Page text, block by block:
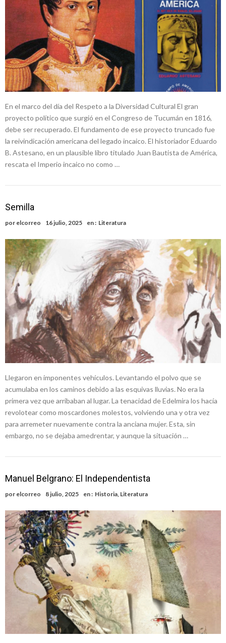
En el marco del día del Respeto a la Diversidad Cultural El gran
proyecto político que surgió en el Congreso de Tucumán en 1816,
debe ser recuperado. El fundamento de ese proyecto truncado fue
la reivindicación americana del legado incaico. El historiador Eduardo
B. Astesano, en un plausible libro titulado Juan Bautista de América,
rescata el Imperio incaico no como …
Semilla
por elcorreo 16 julio, 2025 en : Literatura
Llegaron en imponentes vehículos. Levantando el polvo que se
acumulaba en los caminos debido a las esquivas lluvias. No era la
primera vez que arribaban al lugar. La tenacidad de Edelmira los hacía
revolotear como moscardones molestos, volviendo una y otra vez
para arremeter nuevamente contra la anciana mujer. Esta, sin
embargo, no se dejaba amedrentar, y aunque la situación …
Manuel Belgrano: El Independentista
por elcorreo 8 julio, 2025 en : Historia Literatura